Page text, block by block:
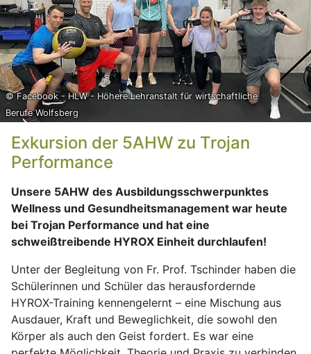
© Facebook - HLW - Höhere Lehranstalt für wirtschaftliche
Berufe Wolfsberg
Exkursion der 5AHW zu Trojan
Performance
Unsere 5AHW des Ausbildungsschwerpunktes
Wellness und Gesundheitsmanagement war heute
bei Trojan Performance und hat eine
schweißtreibende HYROX Einheit durchlaufen!
Unter der Begleitung von Fr. Prof. Tschinder haben die
Schülerinnen und Schüler das herausfordernde
HYROX-Training kennengelernt – eine Mischung aus
Ausdauer, Kraft und Beweglichkeit, die sowohl den
Körper als auch den Geist fordert. Es war eine